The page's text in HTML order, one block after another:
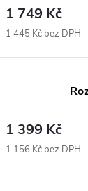
1 749 Kč
1 445 Kč bez DPH
1 399 Kč
1 156 Kč bez DPH